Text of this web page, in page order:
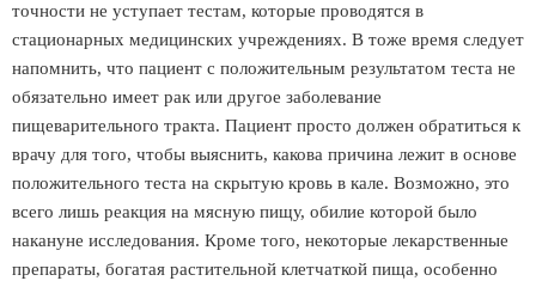
точности не уступает тестам, которые проводятся в
стационарных медицинских учреждениях. В тоже время следует
напомнить, что пациент с положительным результатом теста не
обязательно имеет рак или другое заболевание
пищеварительного тракта. Пациент просто должен обратиться к
врачу для того, чтобы выяснить, какова причина лежит в основе
положительного теста на скрытую кровь в кале. Возможно, это
всего лишь реакция на мясную пищу, обилие которой было
накануне исследования. Кроме того, некоторые лекарственные
препараты, богатая растительной клетчаткой пища, особенно